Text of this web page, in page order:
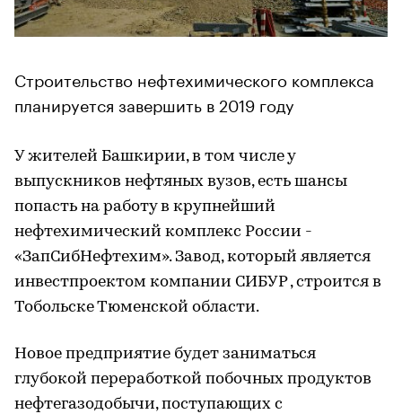
Строительство нефтехимического комплекса
планируется завершить в 2019 году
У жителей Башкирии, в том числе у
выпускников нефтяных вузов, есть шансы
попасть на работу в крупнейший
нефтехимический комплекс России -
«ЗапСибНефтехим». Завод, который является
инвестпроектом компании СИБУР , строится в
Тобольске Тюменской области.
Новое предприятие будет заниматься
глубокой переработкой побочных продуктов
нефтегазодобычи, поступающих с